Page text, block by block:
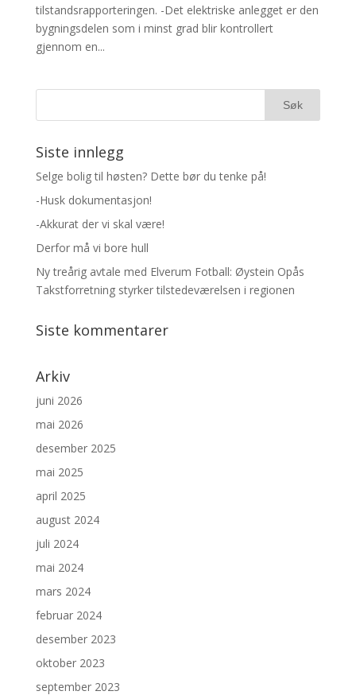
tilstandsrapporteringen. -Det elektriske anlegget er den
bygningsdelen som i minst grad blir kontrollert
gjennom en...
Siste innlegg
Selge bolig til høsten? Dette bør du tenke på!
-Husk dokumentasjon!
-Akkurat der vi skal være!
Derfor må vi bore hull
Ny treårig avtale med Elverum Fotball: Øystein Opås
Takstforretning styrker tilstedeværelsen i regionen
Siste kommentarer
Arkiv
juni 2026
mai 2026
desember 2025
mai 2025
april 2025
august 2024
juli 2024
mai 2024
mars 2024
februar 2024
desember 2023
oktober 2023
september 2023